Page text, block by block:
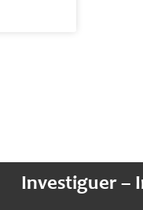
Investiguer –